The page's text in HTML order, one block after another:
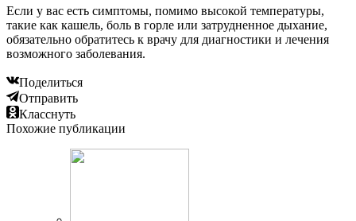
Если у вас есть симптомы, помимо высокой температуры,
такие как кашель, боль в горле или затрудненное дыхание,
обязательно обратитесь к врачу для диагностики и лечения
возможного заболевания.
Поделиться
Отправить
Класснуть
Похожие публикации